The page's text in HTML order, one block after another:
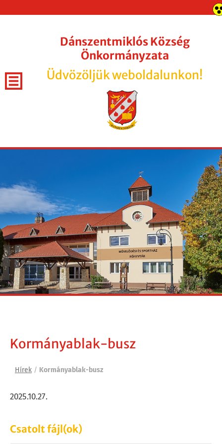
Dánszentmiklós Község
Önkormányzata
Üdvözöljük weboldalunkon!
Kormányablak-busz
Hírek / Kormányablak-busz
2025.10.27.
Csatolt fájl(ok)